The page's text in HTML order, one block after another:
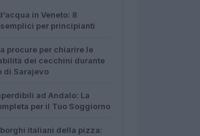
in Veneto: 8
per principianti
procure per chiarire le
dei cecchini durante
di Sarajevo
ad Andalo: La
per il Tuo Soggiorno
italiani della pizza: